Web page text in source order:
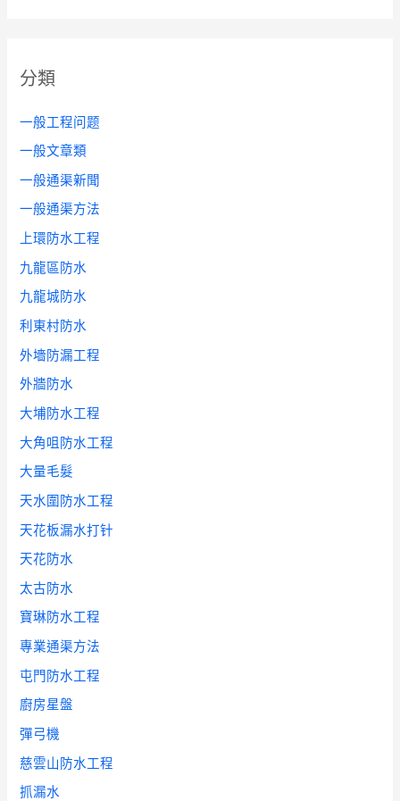
分類
一般工程问题
一般文章類
一般通渠新聞
一般通渠方法
上環防水工程
九龍區防水
九龍城防水
利東村防水
外墻防漏工程
外牆防水
大埔防水工程
大角咀防水工程
大量毛髮
天水圍防水工程
天花板漏水打针
天花防水
太古防水
寶琳防水工程
專業通渠方法
屯門防水工程
廚房星盤
彈弓機
慈雲山防水工程
抓漏水